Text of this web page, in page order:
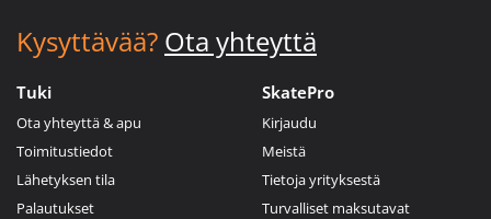
Kysyttävää? Ota yhteyttä
Tuki
Ota yhteyttä & apu
Toimitustiedot
Lähetyksen tila
Palautukset
SkatePro
Kirjaudu
Meistä
Tietoja yrityksestä
Turvalliset maksutavat